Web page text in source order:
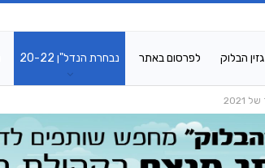
הבלוק לפרסום באתר נבחרת הנדל"ן 20-22